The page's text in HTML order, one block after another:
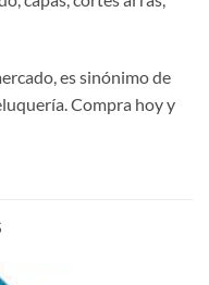
es sinónimo de
Compra hoy y